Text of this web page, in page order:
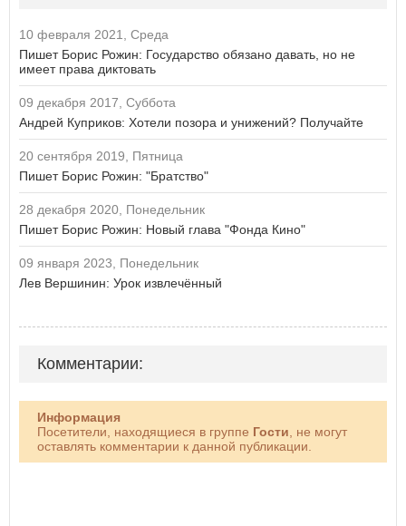
10 февраля 2021, Среда
Пишет Борис Рожин: Государство обязано давать, но не
имеет права диктовать
09 декабря 2017, Суббота
Андрей Куприков: Хотели позора и унижений? Получайте
20 сентября 2019, Пятница
Пишет Борис Рожин: "Братство"
28 декабря 2020, Понедельник
Пишет Борис Рожин: Новый глава "Фонда Кино"
09 января 2023, Понедельник
Лев Вершинин: Урок извлечённый
Комментарии:
Информация
Посетители, находящиеся в группе Гости , не могут
оставлять комментарии к данной публикации.